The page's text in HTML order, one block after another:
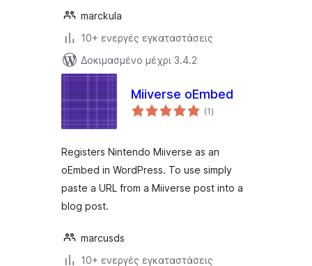
marckula
10+ ενεργές εγκαταστάσεις
Δοκιμασμένο μέχρι 3.4.2
Miiverse oEmbed
(1αξιολογήσεις
σύνολο
)
Registers Nintendo Miiverse as an
oEmbed in WordPress. To use simply
paste a URL from a Miiverse post into a
blog post.
marcusds
10+ ενεργές εγκαταστάσεις